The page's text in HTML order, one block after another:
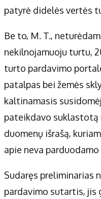
patyrė didelės vertės
Be to, M. T.,
nekilnojamuoju turtu,
turto pardavimo
patalpas bei žemės
kaltinamasis
pateikdavo
duomenų išrašą,
apie neva
Sudaręs preliminarias
pardavimo sutartis, jis